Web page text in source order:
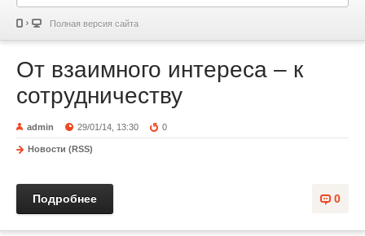
Полная версия сайта
От взаимного интереса – к
сотрудничеству
admin 29/01/14, 13:30 0
Новости (RSS)
0
Подробнее